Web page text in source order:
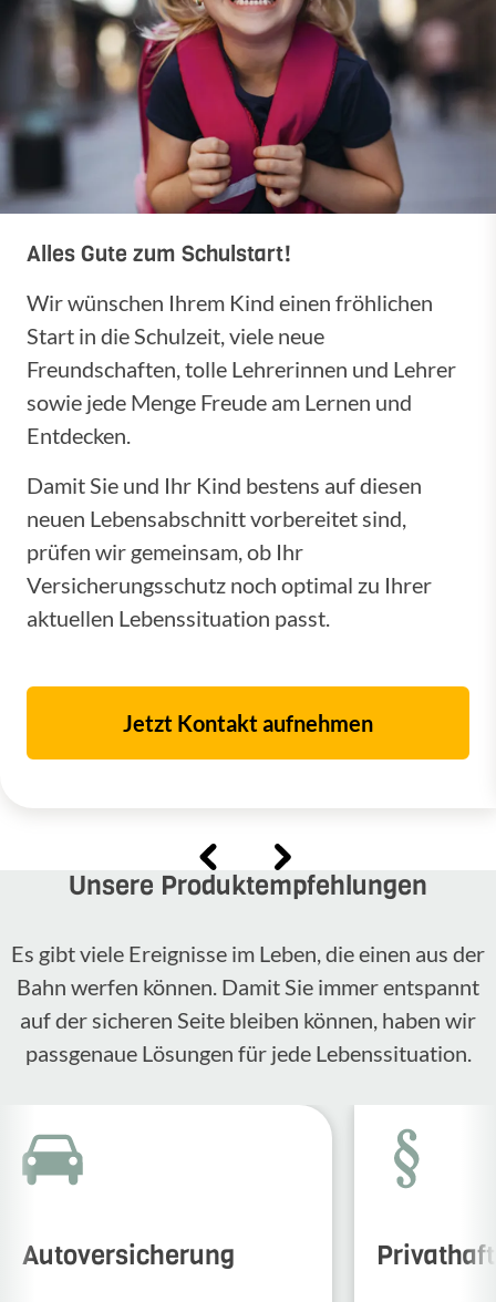
Alles Gute zum Schulstart!
Wir wünschen Ihrem Kind einen fröhlichen
Start in die Schulzeit, viele neue
Freundschaften, tolle Lehrerinnen und Lehrer
sowie jede Menge Freude am Lernen und
Entdecken.
Damit Sie und Ihr Kind bestens auf diesen
neuen Lebensabschnitt vorbereitet sind,
prüfen wir gemeinsam, ob Ihr
Versicherungsschutz noch optimal zu Ihrer
aktuellen Lebenssituation passt.
Jetzt Kontakt aufnehmen
Unsere Produktempfehlungen
Es gibt viele Ereignisse im Leben, die einen aus der
Bahn werfen können. Damit Sie immer entspannt
auf der sicheren Seite bleiben können, haben wir
passgenaue Lösungen für jede Lebenssituation.
Autoversicherung